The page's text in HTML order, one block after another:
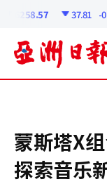
6258.57 37.81 -
蒙斯塔X
探索音乐